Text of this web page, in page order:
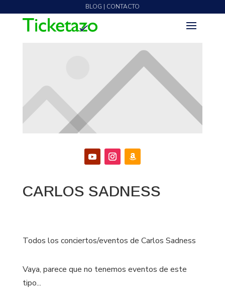
BLOG | CONTACTO
CARLOS SADNESS
Todos los conciertos/eventos de Carlos Sadness
Vaya, parece que no tenemos eventos de este
tipo...